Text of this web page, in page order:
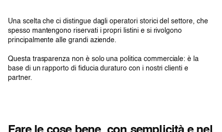
Una scelta che ci distingue dagli operatori storici del settore, che
spesso mantengono riservati i propri listini e si rivolgono
principalmente alle grandi aziende.
Questa trasparenza non è solo una politica commerciale: è la
base di un rapporto di fiducia duraturo con i nostri clienti e
partner.